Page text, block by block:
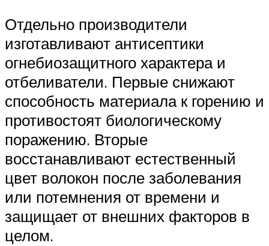
Отдельно производители
изготавливают антисептики
огнебиозащитного характера и
отбеливатели. Первые снижают
способность материала к горению и
противостоят биологическому
поражению. Вторые
восстанавливают естественный
цвет волокон после заболевания
или потемнения от времени и
защищает от внешних факторов в
целом.